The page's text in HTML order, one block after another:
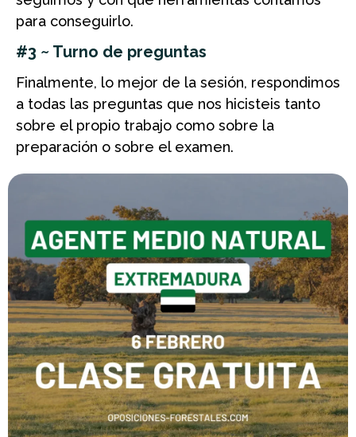
para conseguirlo.
#3 ~ Turno de preguntas
Finalmente, lo mejor de la sesión, respondimos
a todas las preguntas que nos hicisteis tanto
sobre el propio trabajo como sobre la
preparación o sobre el examen.